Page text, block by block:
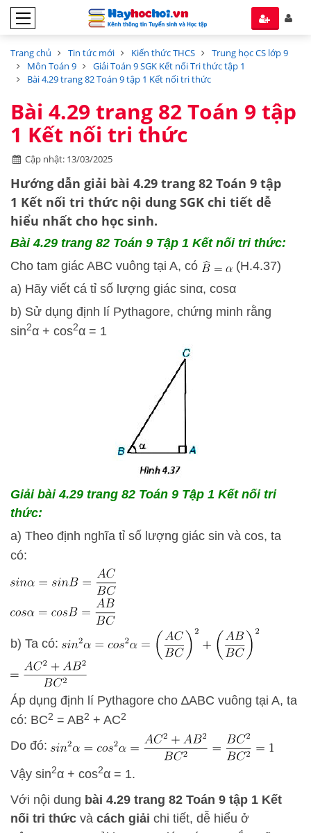
Trang chủ Tin tức mới Kiến thức THCS
Trung học CS lớp 9
Môn Toán 9
Giải Toán 9 SGK Kết nối Tri thức tập 1
Bài 4.29 trang 82 Toán 9 tập 1 Kết nối tri thức
Bài 4.29 trang 82 Toán 9 tập
1 Kết nối tri thức
Cập nhật: 13/03/2025
Hướng dẫn giải bài 4.29 trang 82 Toán 9 tập
1 Kết nối tri thức nội dung SGK chi tiết dễ
hiểu nhất cho học sinh.
Bài 4.29 trang 82 Toán 9 Tập 1 Kết nối tri thức:
Cho tam giác ABC vuông tại A, có
(H.4.37)
a) Hãy viết cá tỉ số lượng giác sinα, cosα
b) Sử dụng định lí Pythagore, chứng minh rằng
sin2α + cos2α = 1
Giải bài 4.29 trang 82 Toán 9 Tập 1 Kết nối tri
thức:
a) Theo định nghĩa tỉ số lượng giác sin và cos, ta
có:
b) Ta có:
Áp dụng định lí Pythagore cho ∆ABC vuông tại A, ta
có: BC2 = AB2 + AC2
Do đó:
Vậy sin2α + cos2α = 1.
Với nội dung bài 4.29 trang 82 Toán 9 tập 1 Kết
nối tri thức và cách giải chi tiết, dễ hiểu ở